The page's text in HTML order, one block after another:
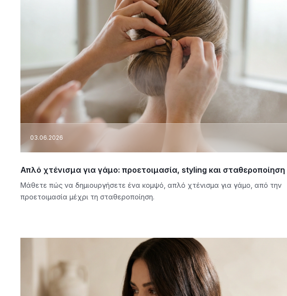
03.06.2026
Απλό χτένισμα για γάμο: προετοιμασία, styling και σταθεροποίηση
Μάθετε πώς να δημιουργήσετε ένα κομψό, απλό χτένισμα για γάμο, από την
προετοιμασία μέχρι τη σταθεροποίηση.